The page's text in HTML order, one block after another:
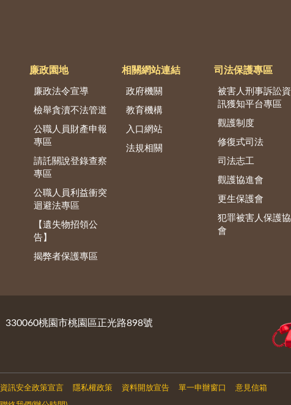
廉政園地
廉政法令宣導
檢舉貪瀆不法管道
公職人員財產申報
專區
請託關說登錄查察
專區
公職人員利益衝突
迴避法專區
【遺失物招領公
告】
揭弊者保護專區
相關網站連結
政府機關
教育機構
入口網站
法規相關
司法保護專區
被害人刑事訴訟資
訊獲知平台專區
觀護制度
修復式司法
司法志工
觀護協進會
更生保護會
犯罪被害人保護協
會
330060桃園市桃園區正光路898號
資訊安全政策宣言 隱私權政策 資料開放宣告 單一申辦窗口 意見信箱